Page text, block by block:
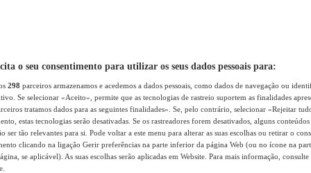
o seu consentimento para utilizar os seus dados pessoais para:
298 parceiros armazenamos e acedemos a dados pessoais, como dados de navegação ou
Se selecionar «Aceito», permite que as tecnologias de rastreio suportem as finalidades
tratamos dados para as seguintes finalidades». Se, pelo contrário, selecionar «Rejeitar
estas tecnologias serão desativadas. Se os rastreadores forem desativados, alguns
ser tão relevantes para si. Pode voltar a este menu para alterar as suas escolhas ou retirar o
clicando na ligação Gerir preferências na parte inferior da página Web (ou no ícone na
se aplicável). As suas escolhas serão aplicadas em Website. Para mais informação,